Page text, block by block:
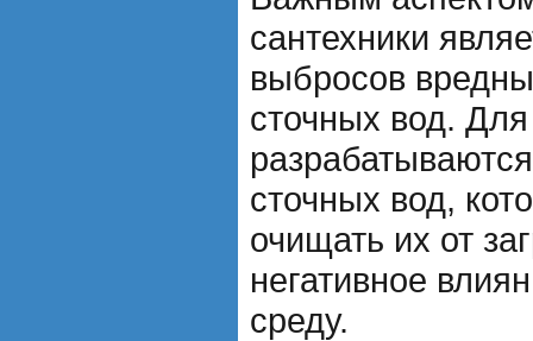
сантехники
выбросов
сточных вод. Для
сточных вод,
очищать их от
негативное
среду.